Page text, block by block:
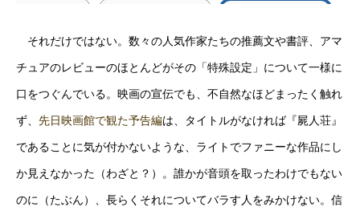
それだけではない。数々の人気作家たちの推薦文や書評、アマ
チュアのレビューのほとんどがその「特殊設定」について一様に
口をつぐんでいる。映画の宣伝でも、不自然なほどまったく触れ
ず、 先日映画館で観た予告編は、タイトルがなければ『屍人荘』
であることに気が付かないような、ライトでファニーな作品にし
か見えなかった（わざと？）。誰かが音頭を取ったわけでもない
のに（たぶん）、長らくそれについてバラす人をみかけない。信